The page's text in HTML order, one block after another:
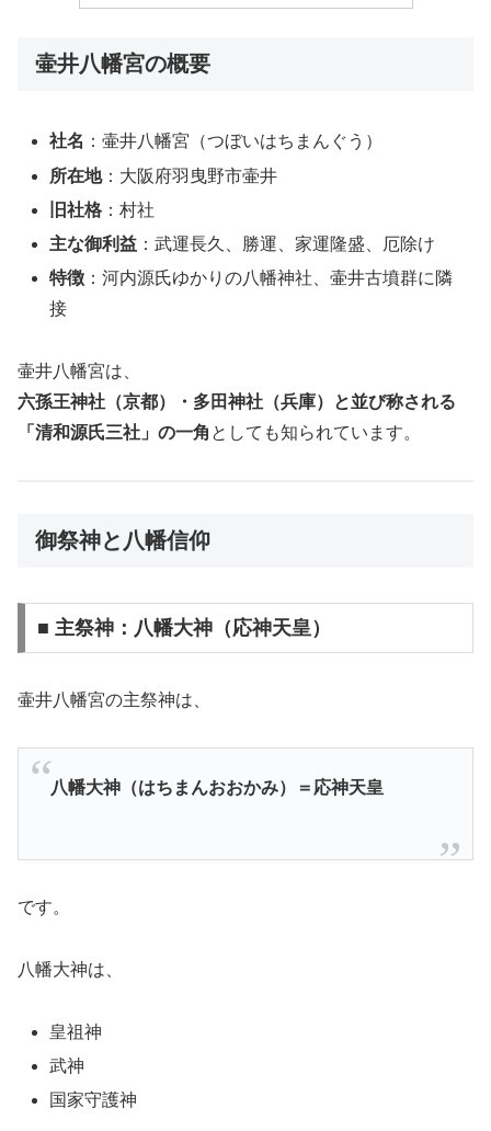
壷井八幡宮の概要
社名 ：壷井八幡宮（つぼいはちまんぐう）
所在地：大阪府羽曳野市壷井
旧社格 ：村社
主な御利益 ：武運長久、勝運、家運隆盛、厄除け
特徴 ：河内源氏ゆかりの八幡神社、壷井古墳群に隣
接
壷井八幡宮は、
六孫王神社（京都）・多田神社（兵庫）と並び称される
「清和源氏三社」の一角 としても知られています。
御祭神と八幡信仰
■ 主祭神：八幡大神（応神天皇）
壷井八幡宮の主祭神は、
八幡大神（はちまんおおかみ）＝応神天皇
です。
八幡大神は、
皇祖神
武神
国家守護神